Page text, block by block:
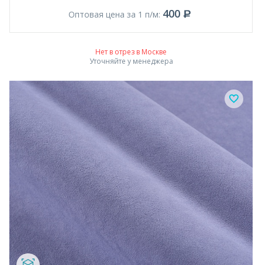
Оптовая цена за 1 п/м: 400
Нет в отрез в Москве
Уточняйте у менеджера